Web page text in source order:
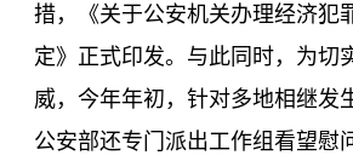
措，《关于公安机关办理经济犯
定》正式印发。与此同时，为切
威，今年年初，针对多地相继发
公安部还专门派出工作组看望慰